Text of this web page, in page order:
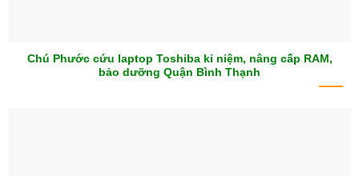
Chú Phước cứu laptop Toshiba kỉ niệm, nâng cấp RAM,
bảo dưỡng Quận Bình Thạnh